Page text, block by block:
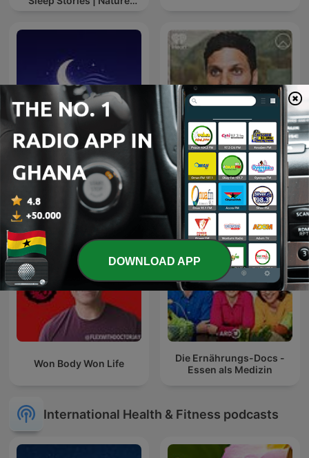
Sleep Sounds, ASMR
Sleep Sounds, White
Noise Sleep, Deep Sleep
Sounds, Relaxing Sleep
Sounds
On Purpose with Jay
Shetty
Won Body Won Life
Die Ernährungs-Docs -
Essen als Medizin
International Health & Fitness podcasts
DOWNLOAD APP